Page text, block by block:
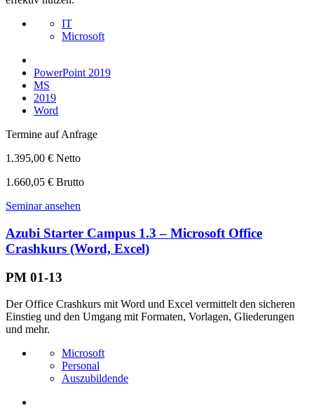
IT
Microsoft
PowerPoint 2019
MS
2019
Word
Termine auf Anfrage
1.395,00 € Netto
1.660,05 € Brutto
Seminar ansehen
Azubi Starter Campus 1.3 – Microsoft Office
Crashkurs (Word, Excel)
PM 01-13
Der Office Crashkurs mit Word und Excel vermittelt den sicheren
Einstieg und den Umgang mit Formaten, Vorlagen, Gliederungen
und mehr.
Microsoft
Personal
Auszubildende